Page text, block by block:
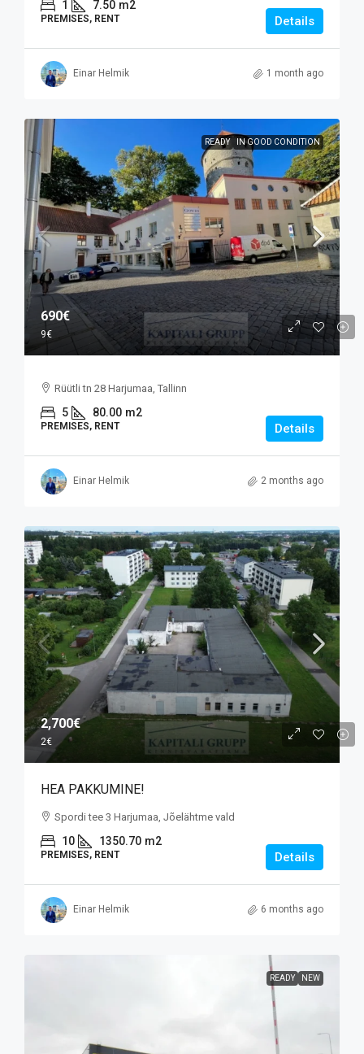
1 7.50 m2
PREMISES, RENT Details
Einar Helmik 1 month ago
READY IN GOOD CONDITION
690€
9€
Rüütli tn 28 Harjumaa, Tallinn
5 80.00 m2
PREMISES, RENT Details
Einar Helmik 2 months ago
2,700€
2€
HEA PAKKUMINE!
Spordi tee 3 Harjumaa, Jõelähtme vald
10 1350.70 m2
PREMISES, RENT Details
Einar Helmik 6 months ago
READY NEW